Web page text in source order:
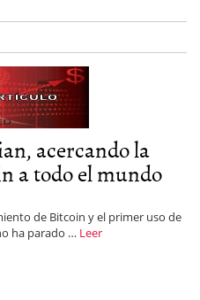
acercando la
a todo el mundo
de Bitcoin y el primer uso de
ha parado … Leer